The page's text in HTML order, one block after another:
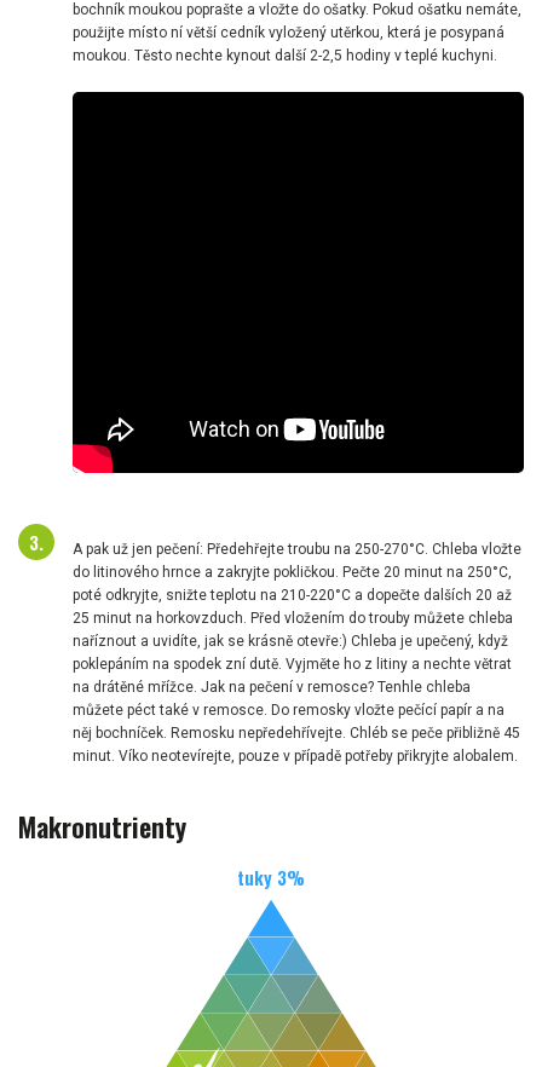
bochník moukou poprašte a vložte do ošatky. Pokud ošatku nemáte,
použijte místo ní větší cedník vyložený utěrkou, která je posypaná
moukou. Těsto nechte kynout další 2-2,5 hodiny v teplé kuchyni.
A pak už jen pečení: Předehřejte troubu na 250-270°C. Chleba vložte
do litinového hrnce a zakryjte pokličkou. Pečte 20 minut na 250°C,
poté odkryjte, snižte teplotu na 210-220°C a dopečte dalších 20 až
25 minut na horkovzduch. Před vložením do trouby můžete chleba
naříznout a uvidíte, jak se krásně otevře:) Chleba je upečený, když
poklepáním na spodek zní dutě. Vyjměte ho z litiny a nechte větrat
na drátěné mřížce. Jak na pečení v remosce? Tenhle chleba
můžete péct také v remosce. Do remosky vložte pečící papír a na
něj bochníček. Remosku nepředehřívejte. Chléb se peče přibližně 45
minut. Víko neotevírejte, pouze v případě potřeby přikryjte alobalem.
Makronutrienty
tuky 3%